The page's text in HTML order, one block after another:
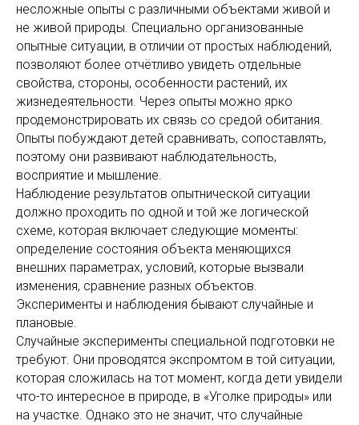
несложные опыты с различными объектами живой и
не живой природы. Специально организованные
опытные ситуации, в отличии от простых наблюдений,
позволяют более отчётливо увидеть отдельные
свойства, стороны, особенности растений, их
жизнедеятельности. Через опыты можно ярко
продемонстрировать их связь со средой обитания.
Опыты побуждают детей сравнивать, сопоставлять,
поэтому они развивают наблюдательность,
восприятие и мышление.
Наблюдение результатов опытнической ситуации
должно проходить по одной и той же логической
схеме, которая включает следующие моменты:
определение состояния объекта меняющихся
внешних параметрах, условий, которые вызвали
изменения, сравнение разных объектов.
Эксперименты и наблюдения бывают случайные и
плановые.
Случайные эксперименты специальной подготовки не
требуют. Они проводятся экспромтом в той ситуации,
которая сложилась на тот момент, когда дети увидели
что-то интересное в природе, в «Уголке природы» или
на участке. Однако это не значит, что случайные